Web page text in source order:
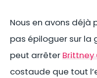
Nous en avons déjà
pas épiloguer sur la
peut arrêter Brittney
costaude que tout